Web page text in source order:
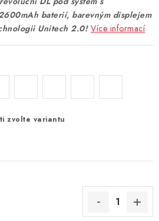
baterií, barevným displejem
Unitech 2.0! Více informací
zvolte variantu